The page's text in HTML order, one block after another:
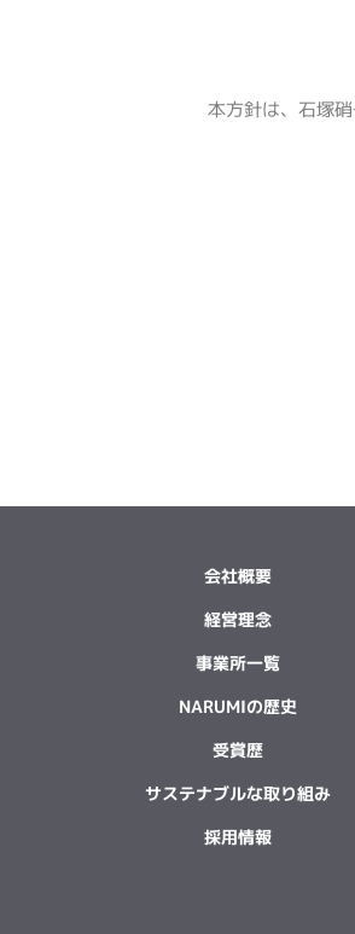
本方針は、石塚
会社概要
経営理念
事業所一覧
NARUMIの歴史
受賞歴
サステナブルな取り組み
採用情報